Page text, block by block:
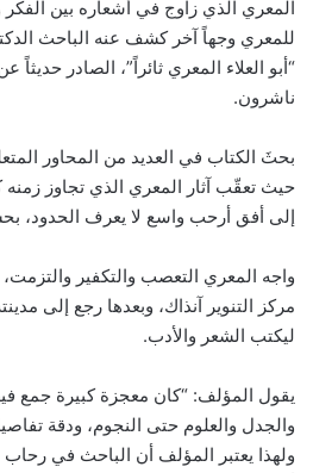
المعري الذي زاوج في أشعاره بين
للمعري وجهاً آخر كشف عنه الباحث
“أبو العلاء المعري ثائراً”، الصادر حديثاً
ناشرون.
بحثَ الكتاب في العديد من المحاور
حيث تعقّب آثار المعري الذي تجاوز زمنه
إلى أفق أرحب واسع لا يعرف الحدود،
واجه المعري التعصب والتكفير
مركز التنوير آنذاك، وبعدها رجع إلى
ليكتب الشعر والأدب.
يقول المؤلف: “كان معجزة كبيرة جمع
والجدل والعلوم حتى النجوم، ودقة
ولهذا يعتبر المؤلف أن الباحث في